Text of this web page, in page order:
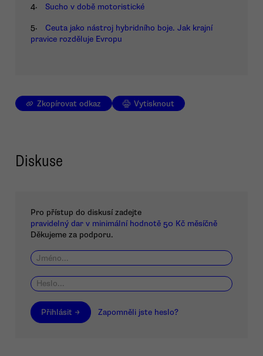
4. Sucho v době motoristické
5.
Ceuta jako nástroj hybridního boje. Jak krajní
pravice rozděluje Evropu
Zkopírovat odkaz Vytisknout
Diskuse
Pro přístup do diskusí zadejte
pravidelný dar v minimální hodnotě 50 Kč měsíčně
Děkujeme za podporu.
Přihlásit → Zapomněli jste heslo?